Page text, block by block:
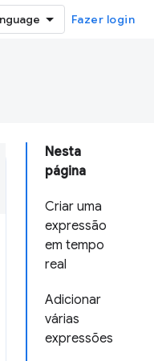
Fazer login
Nesta
página
Criar uma
expressão
em tempo
real
Adicionar
várias
expressões